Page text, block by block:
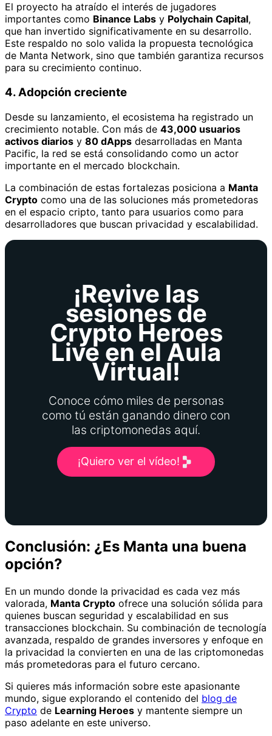
El proyecto ha atraído el interés de jugadores
importantes como Binance Labs y Polychain Capital,
que han invertido significativamente en su desarrollo.
Este respaldo no solo valida la propuesta tecnológica
de Manta Network, sino que también garantiza recursos
para su crecimiento continuo.
4. Adopción creciente
Desde su lanzamiento, el ecosistema ha registrado un
crecimiento notable. Con más de 43,000 usuarios
activos diarios y 80 dApps desarrolladas en Manta
Pacific, la red se está consolidando como un actor
importante en el mercado blockchain.
La combinación de estas fortalezas posiciona a Manta
Crypto como una de las soluciones más prometedoras
en el espacio cripto, tanto para usuarios como para
desarrolladores que buscan privacidad y escalabilidad.
¡Revive las
sesiones de
Crypto Heroes
Live en el Aula
Virtual!
Conoce cómo miles de personas
como tú están ganando dinero con
las criptomonedas aquí.
¡Quiero ver el vídeo!
Conclusión: ¿Es Manta una buena
opción?
En un mundo donde la privacidad es cada vez más
valorada, Manta Crypto ofrece una solución sólida para
quienes buscan seguridad y escalabilidad en sus
transacciones blockchain. Su combinación de tecnología
avanzada, respaldo de grandes inversores y enfoque en
la privacidad la convierten en una de las criptomonedas
más prometedoras para el futuro cercano.
Si quieres más información sobre este apasionante
mundo, sigue explorando el contenido del blog de
Crypto de Learning Heroes y mantente siempre un
paso adelante en este universo.